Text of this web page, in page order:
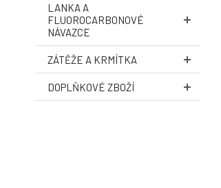
LANKA A
FLUOROCARBONOVÉ
NÁVAZCE
ZÁTĚŽE A KRMÍTKA
DOPLŇKOVÉ ZBOŽÍ